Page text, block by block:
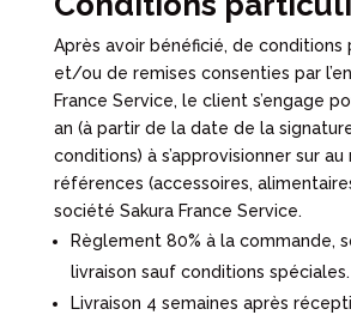
Après avoir bénéficié, de conditions
et/ou de remises consenties par
France Service, le client s’engage
an (à partir de la date de la
conditions) à s’approvisionner sur au
références (accessoires,
société Sakura France Service.
Règlement 80% à la commande,
livraison sauf conditions spéciales.
Livraison 4 semaines après